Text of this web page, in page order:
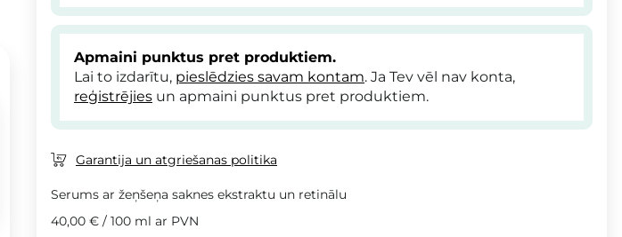
Apmaini punktus pret produktiem.
Lai to izdarītu, pieslēdzies savam kontam. Ja Tev vēl nav konta,
reģistrējies un apmaini punktus pret produktiem.
Garantija un atgriešanas politika
Serums ar žeņšeņa saknes ekstraktu un retinālu
40,00 € / 100 ml ar PVN